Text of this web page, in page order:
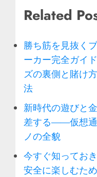
Related
勝ち筋を見抜く
ーカー完全ガイ
ズの裏側と賭け
法
新時代の遊びと
差する——仮想
ノの全貌
今すぐ知ってお
安全に楽しむた